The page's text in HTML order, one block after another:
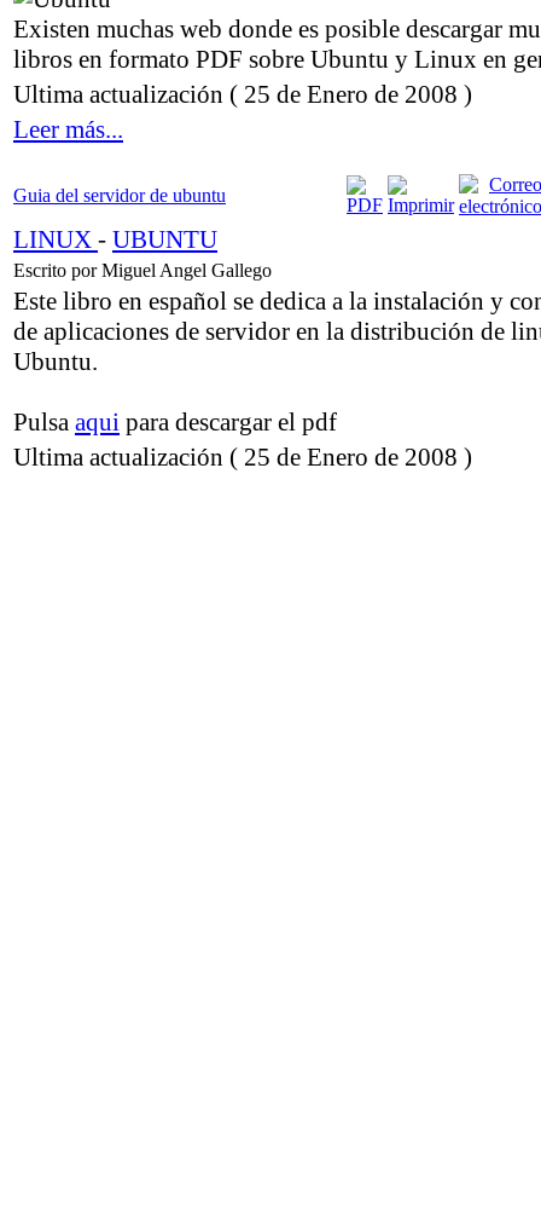
Existen muchas web donde es posible descargar
libros en formato PDF sobre Ubuntu y Linux en
Ultima actualización ( 25 de Enero de 2008 )
Leer más...
Guia del servidor de ubuntu
LINUX - UBUNTU
Escrito por Miguel Angel Gallego
Este libro en español se dedica a la instalación y
de aplicaciones de servidor en la distribución de
Ubuntu.
Pulsa aqui para descargar el pdf
Ultima actualización ( 25 de Enero de 2008 )